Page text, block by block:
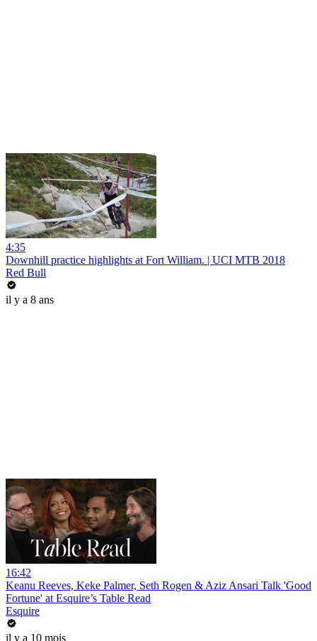
4:35
Downhill practice highlights at Fort William. | UCI MTB 2018
Red Bull
il y a 8 ans
16:42
Keanu Reeves, Keke Palmer, Seth Rogen & Aziz Ansari Talk 'Good
Fortune' at Esquire’s Table Read
Esquire
il y a 10 mois